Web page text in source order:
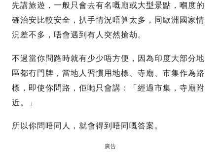
先講旅遊，一般只會去有名嘅廟或大型景點，嗰度的
確治安比較安全，扒手情況唔算太多，同歐洲國家情
況差不多，唔會遇到有人突然搶劫。
不過當你問路時就有少少唔方便，因為印度大部分地
區都冇門牌，當地人習慣用地標、寺廟、市集作為路
標，即使你問路，佢哋只會講：「經過市集，寺廟附
近。」
所以你問唔同人，就會得到唔同嘅答案。
廣告